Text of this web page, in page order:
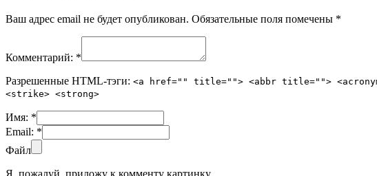
Ваш адрес email не будет опубликован. Обязательные поля помечены *
Комментарий: *
Разрешенные HTML-тэги: <a href="" title=""> <abbr title="">
<strike> <strong>
Имя: *
Email: *
Файл
Я, пожалуй, приложу к комменту картинку.